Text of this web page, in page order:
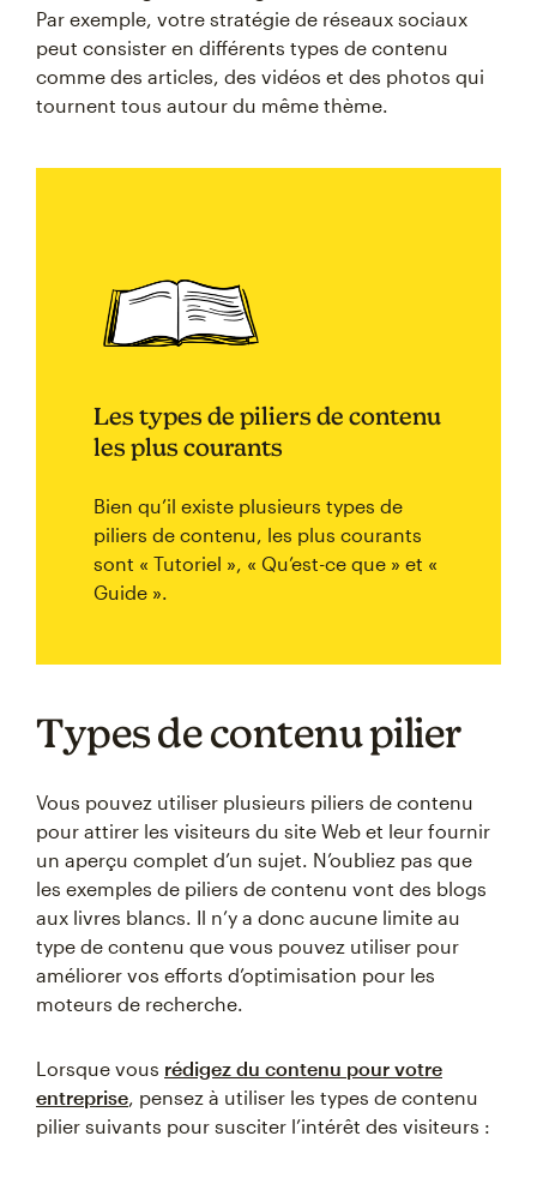
Par exemple, votre stratégie de réseaux sociaux
peut consister en différents types de contenu
comme des articles, des vidéos et des photos qui
tournent tous autour du même thème.
Les types de piliers de contenu
les plus courants
Bien qu’il existe plusieurs types de
piliers de contenu, les plus courants
sont « Tutoriel », « Qu’est-ce que » et «
Guide ».
Types de contenu pilier
Vous pouvez utiliser plusieurs piliers de contenu
pour attirer les visiteurs du site Web et leur fournir
un aperçu complet d’un sujet. N’oubliez pas que
les exemples de piliers de contenu vont des blogs
aux livres blancs. Il n’y a donc aucune limite au
type de contenu que vous pouvez utiliser pour
améliorer vos efforts d’optimisation pour les
moteurs de recherche.
Lorsque vous rédigez du contenu pour votre
entreprise, pensez à utiliser les types de contenu
pilier suivants pour susciter l’intérêt des visiteurs :